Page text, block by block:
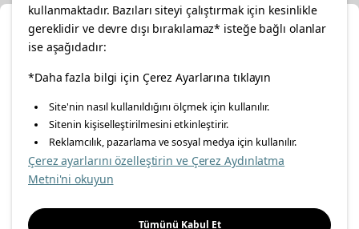
facebooktwitterinstagrampinterestyoutube
linkedin
Enerji Politikası Bilgi Güvenliği Politikası
Gıda Güvenliği Politikası
Konumunuzu Seçin
İnternetten vereceğiniz siparişlerinizde size özel hizmet ve
içerikleri görebilmek için lütfen konumuzu seçin.
İl seçiniz
Seçiniz
kullanmaktadır. Bazıları siteyi çalıştırmak için kesinlikle
gereklidir ve devre dışı bırakılamaz* isteğe bağlı olanlar
ise aşağıdadır:
*Daha fazla bilgi için Çerez Ayarlarına tıklayın
Site'nin nasıl kullanıldığını ölçmek için kullanılır.
Sitenin kişiselleştirilmesini etkinleştirir.
Reklamcılık, pazarlama ve sosyal medya için kullanılır.
Çerez ayarlarını özelleştirin ve Çerez Aydınlatma
Metni'ni okuyun
Tümünü Kabul Et